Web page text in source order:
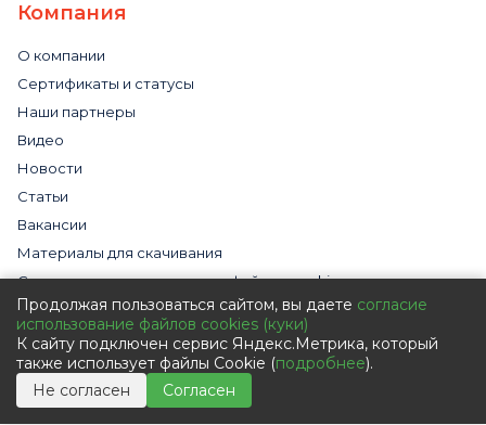
Компания
О компании
Сертификаты и статусы
Наши партнеры
Видео
Новости
Статьи
Вакансии
Материалы для скачивания
Cогласие на использование файлов cookies
Обработка персональных данных с помощью сервиса
«Яндекс.Метрика»
Политика в отношении обработки персональных данных
Пользовательское соглашение
Согласие на обработку персональных данных
Продолжая пользоваться сайтом, вы даете согласие
использование файлов cookies (куки)
К сайту подключен сервис Яндекс.Метрика, который
также использует файлы Cookie (подробнее).
Не согласен
Согласен